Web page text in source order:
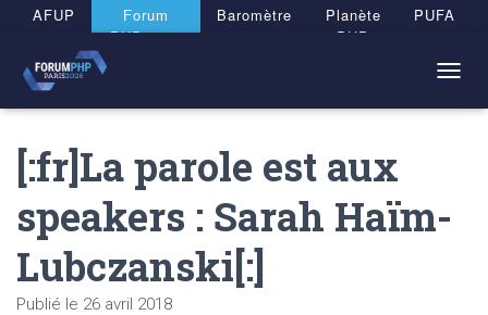
AFUP
Forum
PHP 2026
Baromètre
Planète
PHP
PUFA
O
[:fr]La parole est aux
speakers : Sarah Haïm-
Lubczanski[:]
Publié le 26 avril 2018
Panneau de gestion des cookies